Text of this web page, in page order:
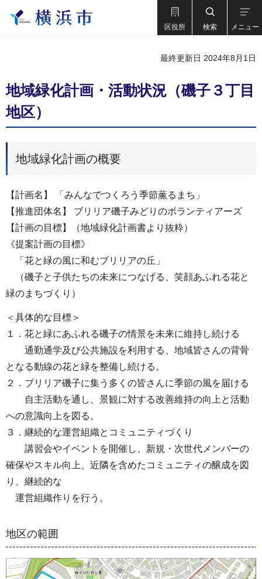
区役所 検索 メニュー
最終更新日 2024年8月1日
地域緑化計画・活動状況（磯子３丁目
地区）
地域緑化計画の概要
【計画名】 「みんなでつくろう季節薫るまち」
【推進団体名】 ブリリア磯子みどりのボランティアーズ
【計画の目標】（地域緑化計画書より抜粋）
《提案計画の目標》
「花と緑の風に和むブリリアの丘」
（磯子と子供たちの未来につなげる、笑顔あふれる花と
緑のまちづくり）
＜具体的な目標＞
１．花と緑にあふれる磯子の情景を未来に維持し続ける
通勤通学及び公共施設を利用する、地域皆さんの背骨
となる動線の花と緑を整備し続ける。
２．ブリリア磯子に集う多くの皆さんに季節の風を届ける
自主活動を通し、景観に対する改善維持の向上と活動
への意識向上を図る。
３．継続的な運営組織とコミュニティづくり
講習会やイベントを開催し、新規・次世代メンバーの
確保やスキル向上、近隣を含めたコミュニティの醸成を図
り、継続的な
運営組織作りを行う。
地区の範囲